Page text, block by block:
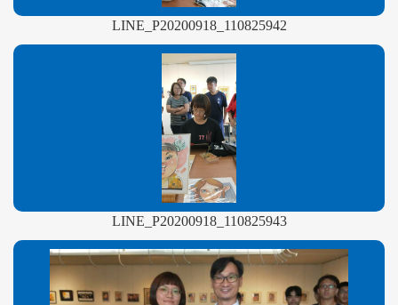
LINE_P20200918_110825942
LINE_P20200918_110825943